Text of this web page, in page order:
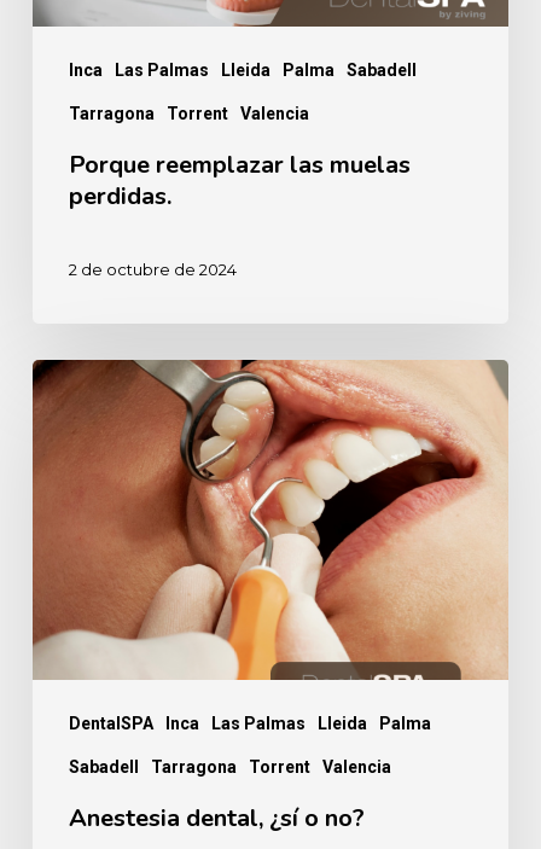
Inca Las Palmas Lleida Palma Sabadell
Tarragona Torrent Valencia
Porque reemplazar las muelas
perdidas.
2 de octubre de 2024
DentalSPA Inca Las Palmas Lleida Palma
Sabadell Tarragona Torrent Valencia
Anestesia
Anestesia dental, ¿sí o no?